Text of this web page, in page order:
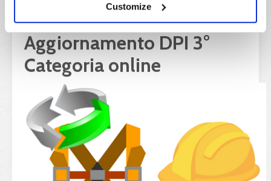
Customize
Corso e Patentino
Aggiornamento DPI 3°
Categoria online